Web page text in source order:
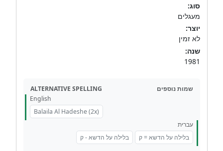
סוג:
מעגלים
יוצר:
לא זמין
שנה:
1981
ALTERNATIVE SPELLING
שמות נוספים
English
Balaila Al Hadeshe (2x)
עברית
בלילה על הדשא = ק
בלילה על הדשא - ק